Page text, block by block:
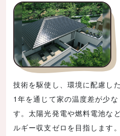
技術を駆使し、環境に配慮し
1年を通じて家の温度差が少
す。太陽光発電や燃料電池な
ルギー収支ゼロを目指します